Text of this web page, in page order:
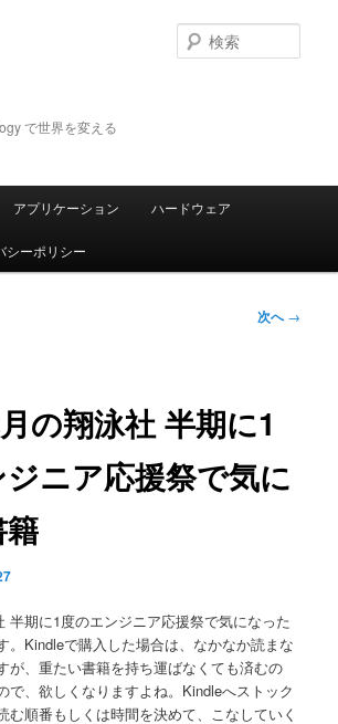
で世界を変える
索
アプリケーション ハードウェア
シーポリシー
次へ→
の翔泳社 半期に1
ニア応援祭で気に
半期に1度のエンジニア応援祭で気になった
。Kindleで購入した場合は、なかなか読まな
が、重たい書籍を持ち運ばなくても済むの
で、欲しくなりますよね。Kindleへストック
む順番もしくは時間を決めて、こなしていく